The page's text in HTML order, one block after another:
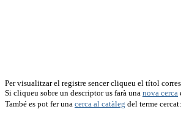
Per visualitzar el registre sencer cliqueu el títol
Si cliqueu sobre un descriptor us farà una nova cerca
També es pot fer una cerca al catàleg del terme cercat: